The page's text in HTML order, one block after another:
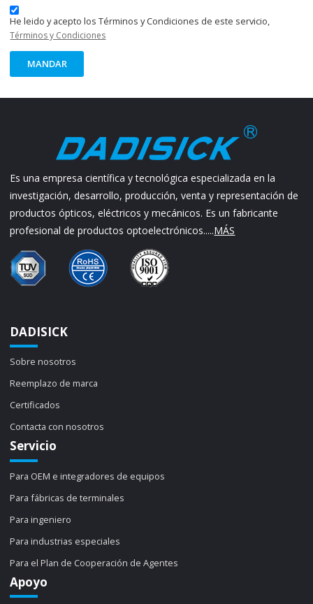
He leido y acepto los Términos y Condiciones de este servicio,
Términos y Condiciones
MANDAR
Es una empresa científica y tecnológica especializada en la
investigación, desarrollo, producción, venta y representación de
productos ópticos, eléctricos y mecánicos. Es un fabricante
profesional de productos optoelectrónicos.....MÁS
DADISICK
Sobre nosotros
Reemplazo de marca
Certificados
Contacta con nosotros
Servicio
Para OEM e integradores de equipos
Para fábricas de terminales
Para ingeniero
Para industrias especiales
Para el Plan de Cooperación de Agentes
Apoyo